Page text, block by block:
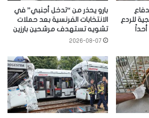
للردع
بارو يحذر من “تدخل أجنبي” في
الانتخابات الفرنسية بعد حملات
تشويه تستهدف مرشحين بارزين
2026-08-07